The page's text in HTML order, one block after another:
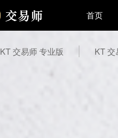
首页
KT 交易师 专业版 KT